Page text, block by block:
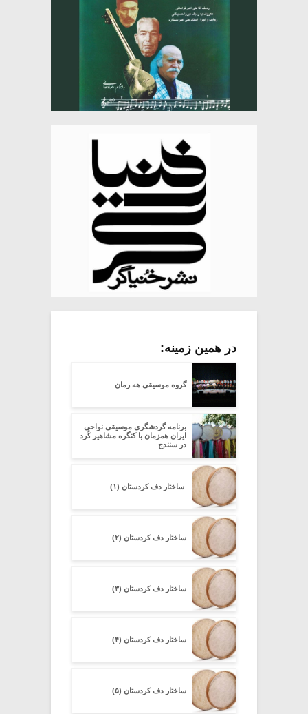
در همین زمینه:
گروه موسیقی هه رمان
برنامه گردشگری موسیقی نواحی
ایران همزمان با کنگره مشاهیر کُرد
در سنندج
ساختار دف کردستان (۱)
ساختار دف کردستان (۲)
ساختار دف کردستان (۳)
ساختار دف کردستان (۴)
ساختار دف کردستان (۵)